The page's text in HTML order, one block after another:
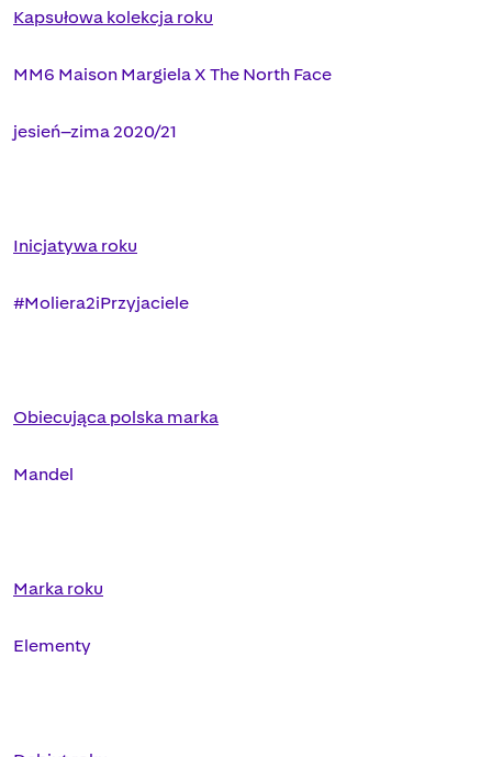
Kapsułowa kolekcja roku
MM6 Maison Margiela X The North Face
jesień–zima 2020/21
Inicjatywa roku
#Moliera2iPrzyjaciele
Obiecująca polska marka
Mandel
Marka roku
Elementy